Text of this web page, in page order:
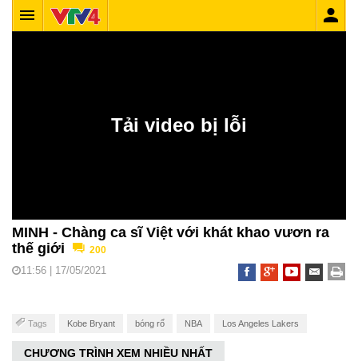
MINH - Chàng ca sĩ Việt với khát khao vươn ra
thế giới
200
11:56 | 17/05/2021
Tags Kobe Bryant bóng rổ NBA Los Angeles Lakers
CHƯƠNG TRÌNH XEM NHIỀU NHẤT